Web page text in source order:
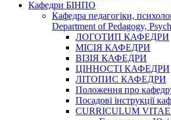
Кафедри БІНПО
Кафедра педагогіки,
Department of Pedagogy,
ЛОГОТИП КАФЕДРИ
МІСІЯ КАФЕДРИ
ВІЗІЯ КАФЕДРИ
ЦІННОСТІ КАФЕДРИ
ЛІТОПИС КАФЕДРИ
Положення про
Посадові інструкції
CURRICULUM VITAE